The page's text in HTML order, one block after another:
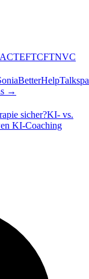
ACTEFTCFTNVC
BetterHelp
→
sicher?KI- vs.
KI-Coaching